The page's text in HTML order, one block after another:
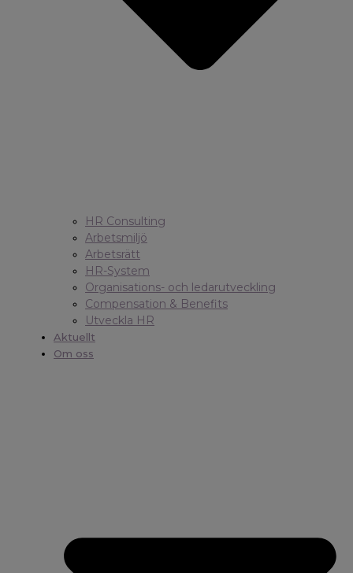
HR Consulting
Arbetsmiljö
Arbetsrätt
HR-System
Organisations- och ledarutveckling
Compensation & Benefits
Utveckla HR
Aktuellt
Om oss